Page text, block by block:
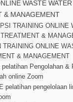
WASTE WATER
& MANAGEMENT
TRAINING ONLINE
&
TRAINING ONLINE
& MANAGEMENT
pelatihan Pengolahan &
online Zoom
pelatihan pengelolaan